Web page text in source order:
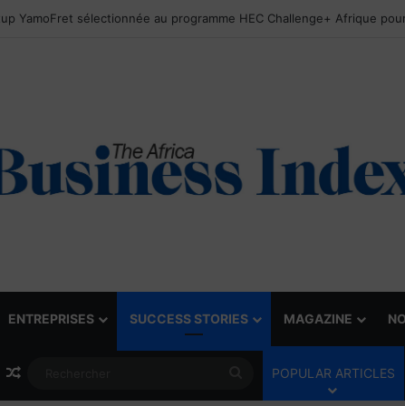
ENTREPRISES SUCCESS STORIES MAGAZINE
Article Aléatoire Rechercher
POPULAR ARTICLES